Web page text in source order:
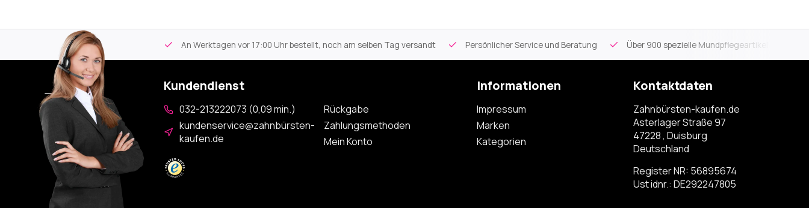
Kostenloser Versand An Werktagen vor 17:00 Uhr bestellt, noch am selben Tag versandt Persönlicher Service und Beratung Über 900 spezielle Mundpflegeartikel
Kundendienst
032-213222073 (0,09 min.)
kundenservice@zahnbürsten-
kaufen.de
Rückgabe
Zahlungsmethoden
Mein Konto
Informationen
Impressum
Marken
Kategorien
Kontaktdaten
Zahnbürsten-kaufen.de
Asterlager Straße 97
47228 , Duisburg
Deutschland
Register NR: 56895674
Ust idnr.: DE292247805